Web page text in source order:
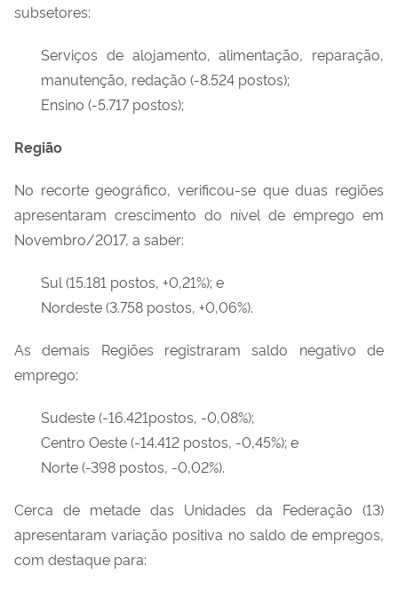
subsetores:
Serviços de alojamento, alimentação, reparação,
manutenção, redação (-8.524 postos);
Ensino (-5.717 postos);
Região
No recorte geográfico, verificou-se que duas regiões
apresentaram crescimento do nível de emprego em
Novembro/2017, a saber:
Sul (15.181 postos, +0,21%); e
Nordeste (3.758 postos, +0,06%).
As demais Regiões registraram saldo negativo de
emprego:
Sudeste (-16.421postos, -0,08%);
Centro Oeste (-14.412 postos, -0,45%); e
Norte (-398 postos, -0,02%).
Cerca de metade das Unidades da Federação (13)
apresentaram variação positiva no saldo de empregos,
com destaque para: